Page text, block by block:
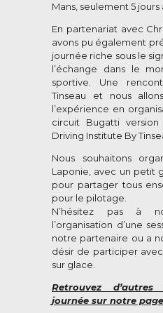
Mans, seulement 5 jours
En partenariat avec
avons pu également
journée riche sous le
l’échange dans le
sportive. Une
Tinseau et nous
l’expérience en
circuit Bugatti
Driving Institute By
Nous souhaitons
Laponie, avec un petit
pour partager tous
pour le pilotage.
N’hésitez pas à
l’organisation d’une
notre partenaire ou a
désir de participer
sur glace.
Retrouvez
journée sur notre